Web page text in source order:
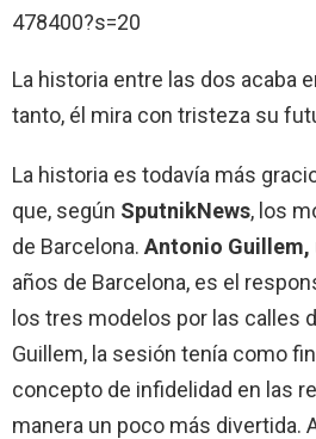
478400?s=20
La historia entre las dos acaba
tanto, él mira con tristeza su
La historia es todavía más
que, según SputnikNews, los
de Barcelona. Antonio Guillem,
años de Barcelona, es el
los tres modelos por las calles
Guillem, la sesión tenía como
concepto de infidelidad en las
manera un poco más divertida.